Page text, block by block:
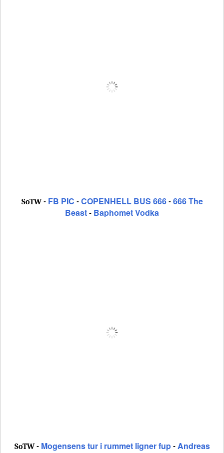
SoTW - FB PIC - COPENHELL BUS 666- 666 The
Beast - Baphomet Vodka
SoTW - Mogensens tur i rummet ligner fup- Andreas